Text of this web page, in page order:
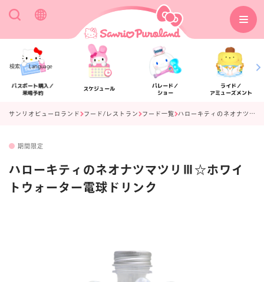
検索 Language
パスポート購入／
来場予約
スケジュール
パレード／
ショー
ライド／
アミューズメント
サンリオピューロランド フード/レストラン フード一覧 ハローキティのネオナツマツリⅢ☆ホワイトウォーター電球ドリンク
期間限定
ハローキティのネオナツマツリⅢ☆ホワイ
トウォーター電球ドリンク